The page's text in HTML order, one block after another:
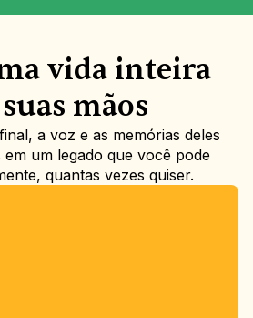
vida inteira
mãos
a voz e as memórias deles
em um legado que você pode
quantas vezes quiser.